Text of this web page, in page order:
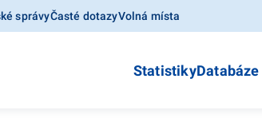
správyČasté dotazyVolná místa
Statistiky